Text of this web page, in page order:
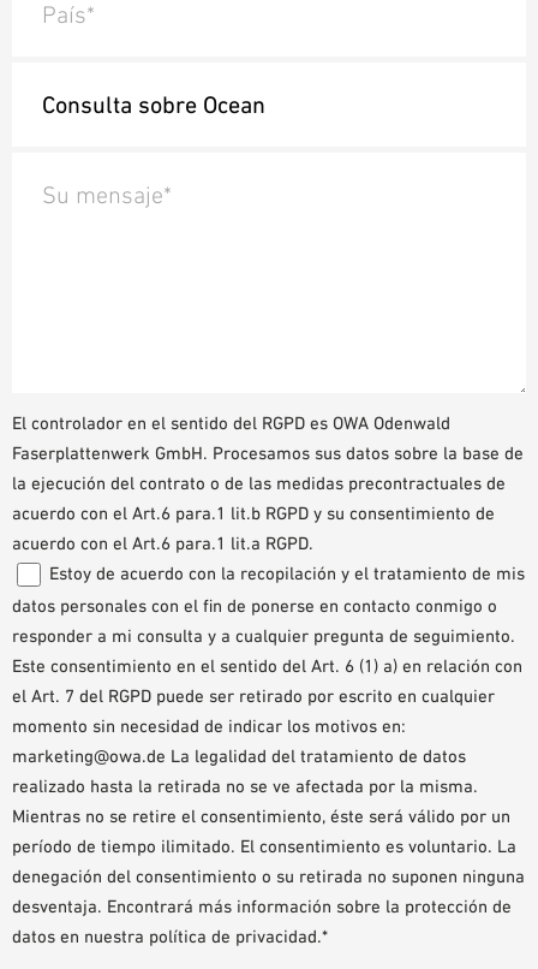
País*
Su mensaje*
El controlador en el sentido del RGPD es OWA Odenwald
Faserplattenwerk GmbH. Procesamos sus datos sobre la base de
la ejecución del contrato o de las medidas precontractuales de
acuerdo con el Art.6 para.1 lit.b RGPD y su consentimiento de
acuerdo con el Art.6 para.1 lit.a RGPD.
Estoy de acuerdo con la recopilación y el tratamiento de mis
datos personales con el fin de ponerse en contacto conmigo o
responder a mi consulta y a cualquier pregunta de seguimiento.
Este consentimiento en el sentido del Art. 6 (1) a) en relación con
el Art. 7 del RGPD puede ser retirado por escrito en cualquier
momento sin necesidad de indicar los motivos en:
marketing@owa.de La legalidad del tratamiento de datos
realizado hasta la retirada no se ve afectada por la misma.
Mientras no se retire el consentimiento, éste será válido por un
período de tiempo ilimitado. El consentimiento es voluntario. La
denegación del consentimiento o su retirada no suponen ninguna
desventaja. Encontrará más información sobre la protección de
datos en nuestra política de privacidad.*